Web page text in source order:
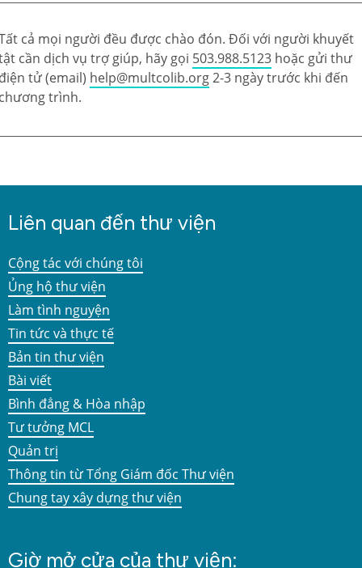
cả mọi người đều được chào đón. Đối với người khuyết
cần dịch vụ trợ giúp, hãy gọi 503.988.5123 hoặc gửi thư
tử (email) help@multcolib.org2-3 ngày trước khi đến
trình.
Liên quan đến thư viện
Cộng tác với chúng tôi
Ủng hộ thư viện
Làm tình nguyện
Tin tức và thực tế
Bản tin thư viện
Bài viết
Bình đẳng & Hòa nhập
Tư tưởng MCL
Quản trị
Thông tin từ Tổng Giám đốc Thư viện
Chung tay xây dựng thư viện
Giờ mở cửa của thư viện: